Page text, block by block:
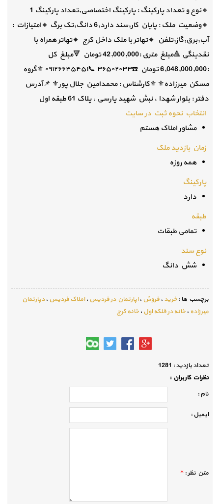
🔸️نوع و تعداد پارکینگ : پارکینگ اختصاصی,تعداد پارکینگ 1
🔸️وضعیت ملک : پایان کار,سند دارد,6 دانگ,تک برگ 🔸️امتیازات :
آب,برق,گاز,تلفن 🔸️تهاتر با ملک داخل کرج 🔸️تهاتر همراه با
نقدینگی 🔺️مبلغ متری :42,000,000 تومان 🔻مبلغ کل
:6,048,000,000 تومان ☎️۳۶۵۰۲۰۳۳ 📞۰۹۱۲۶۶۴۵۴۵۱ ⚜گروه
مسکن میرزاده⚜ ⚜کارشناس : محمدامین جلال پور⚜ 📌آدرس
دفتر : بلوار شهدا ، نبش شهید پارسی ، پلاک 61 طبقه اول
انتخاب نحوه ثبت در سایت
مشاور املاک هستم
زمان بازدید ملک
همه روزه
پارکینگ
دارد
طبقه
تمامی طبقات
نوع سند
شش دانگ
برچسب ها :خرید ،فروش ،اپارتمان در فردیس ،املاک فردیس ،دپارتمان
میرزاده ،خانه در فلکه اول ،خانه کرج
تعداد بازديد : 1281
نظرات كاربران :
نام :
ايميل :
متن نظر :*